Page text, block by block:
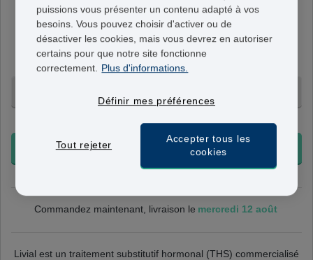
THS combiné continue "gonadomimétique"
Un comprimé contient 2,5 mg de tibolone. Forme
continue de THS, utilisée en cas d'absence de règles
les 12 derniers mois ou plus.
COMMANDER
Commandez maintenant, livraison le mercredi 12 août
Livial est un traitement substitutif hormonal (THS) commercialisé
puissions vous présenter un contenu adapté à vos
besoins. Vous pouvez choisir d'activer ou de
désactiver les cookies, mais vous devrez en autoriser
certains pour que notre site fonctionne
correctement.
Plus d'informations.
Définir mes préférences
Tout rejeter
Accepter tous les
cookies